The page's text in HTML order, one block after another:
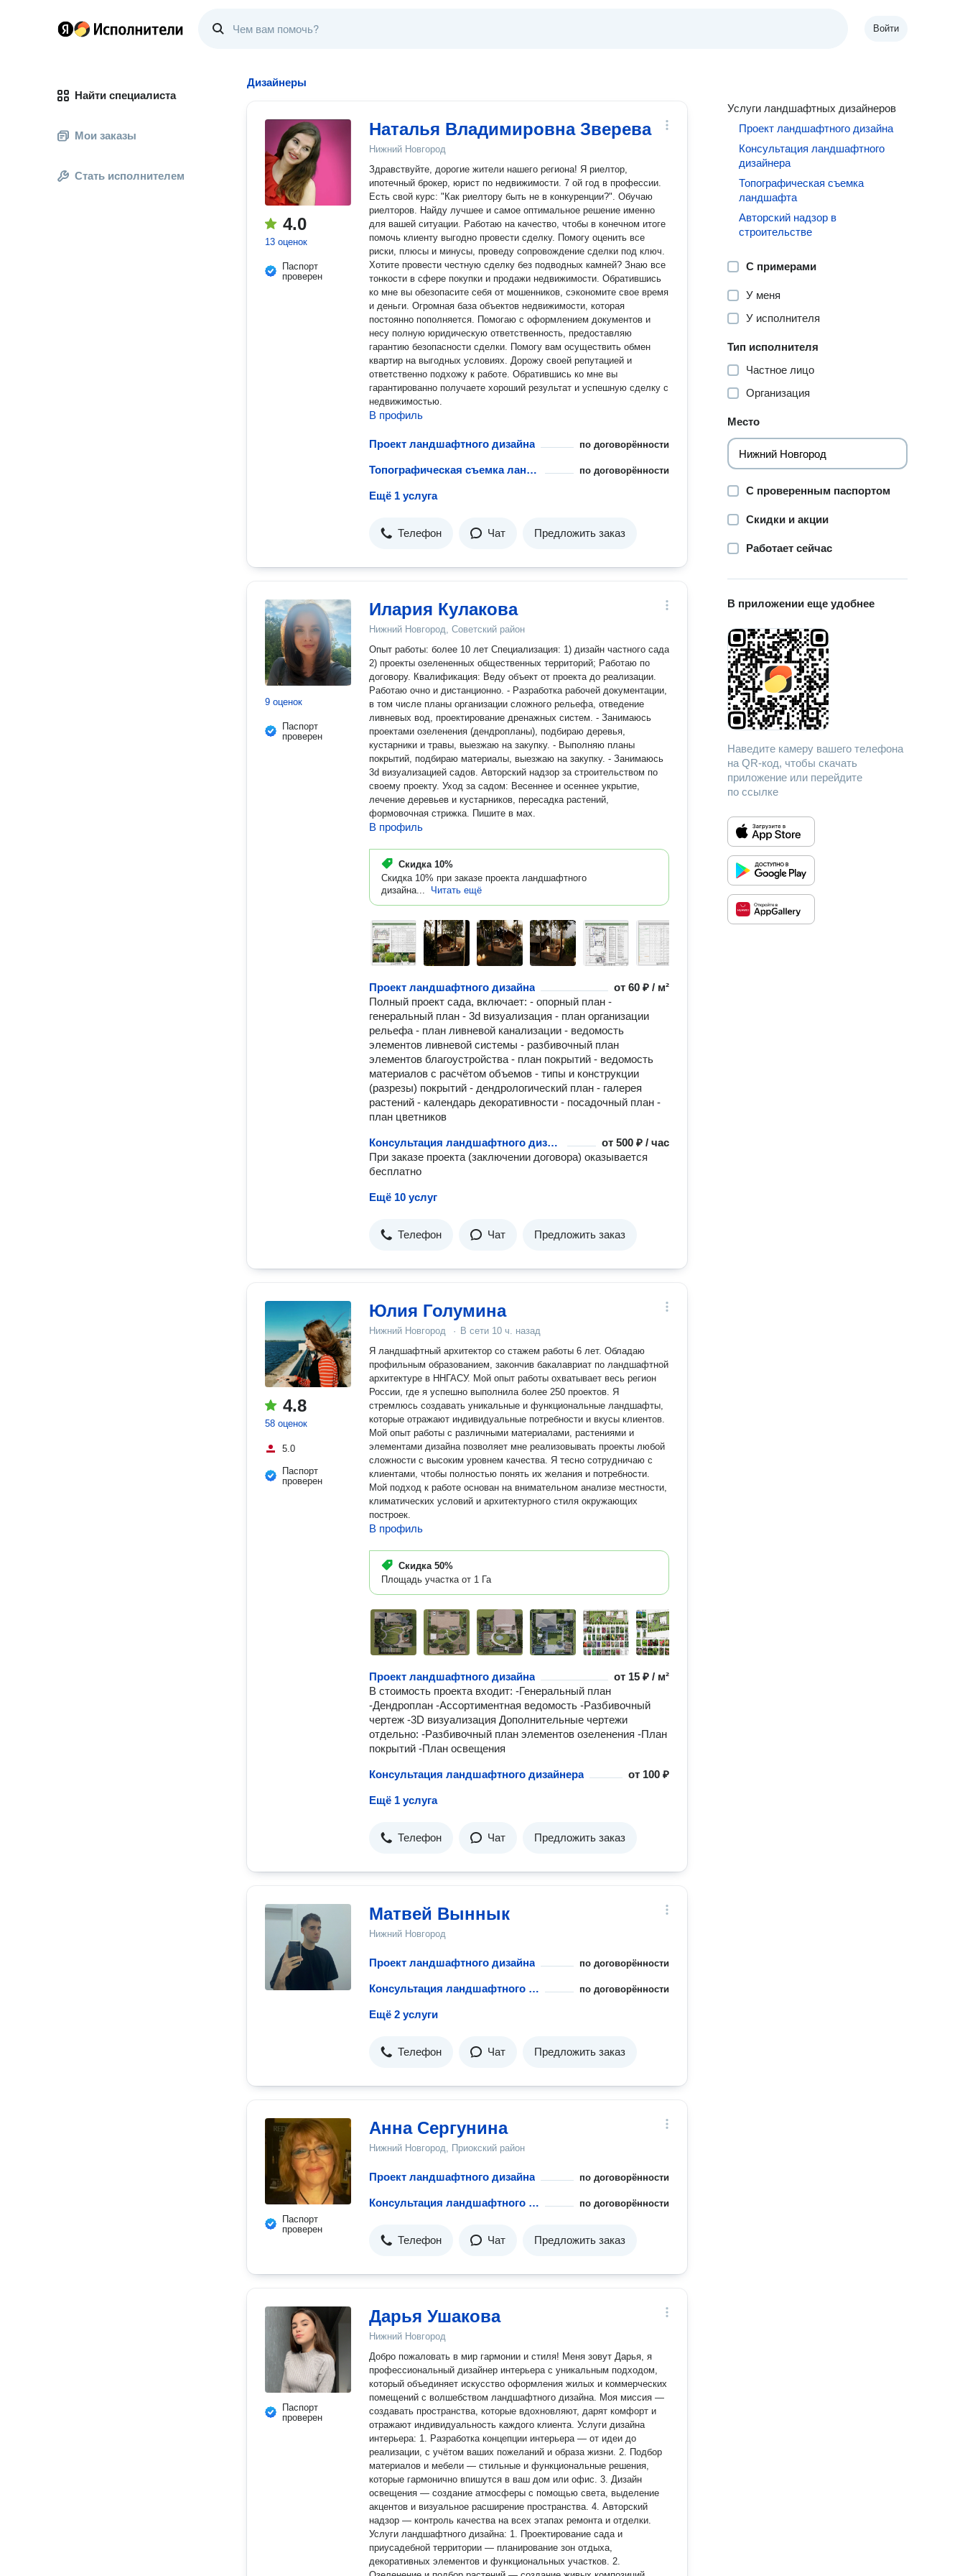
Войти
Найти специалиста
Мои заказы
Стать исполнителем
Дизайнеры
4.0
13 оценок
Паспорт
проверен
Наталья Владимировна Зверева
Нижний Новгород
Здравствуйте, дорогие жители нашего региона! Я риелтор,
ипотечный брокер, юрист по недвижимости. 7 ой год в профессии.
Есть свой курс: "Как риелтору быть не в конкуренции?". Обучаю
риелторов. Найду лучшее и самое оптимальное решение именно
для вашей ситуации. Работаю на качество, чтобы в конечном итоге
помочь клиенту выгодно провести сделку. Помогу оценить все
риски, плюсы и минусы, проведу сопровождение сделки под ключ.
Хотите провести честную сделку без подводных камней? Знаю все
тонкости в сфере покупки и продажи недвижимости. Обратившись
ко мне вы обезопасите себя от мошенников, сэкономите свое время
и деньги. Огромная база объектов недвижимости, которая
постоянно пополняется. Помогаю с оформлением документов и
несу полную юридическую ответственность, предоставляю
гарантию безопасности сделки. Помогу вам осуществить обмен
квартир на выгодных условиях. Дорожу своей репутацией и
ответственно подхожу к работе. Обратившись ко мне вы
гарантированно получаете хороший результат и успешную сделку с
недвижимостью.
В профиль
Проект ландшафтного дизайна по договорённости
Топографическая съемка ландшафта по договорённости
Ещё 1 услуга
Телефон Чат Предложить заказ
9 оценок
Паспорт
проверен
Илария Кулакова
Нижний Новгород, Советский район
Опыт работы: более 10 лет Специализация: 1) дизайн частного сада
2) проекты озелененных общественных территорий; Работаю по
договору. Квалификация: Веду объект от проекта до реализации.
Работаю очно и дистанционно. - Разработка рабочей документации,
в том числе планы организации сложного рельефа, отведение
ливневых вод, проектирование дренажных систем. - Занимаюсь
проектами озеленения (дендропланы), подбираю деревья,
кустарники и травы, выезжаю на закупку. - Выполняю планы
покрытий, подбираю материалы, выезжаю на закупку. - Занимаюсь
3d визуализацией садов. Авторский надзор за строительством по
своему проекту. Уход за садом: Весеннее и осеннее укрытие,
лечение деревьев и кустарников, пересадка растений,
формовочная стрижка. Пишите в мах.
В профиль
Скидка 10%
Скидка 10% при заказе проекта ландшафтного
дизайна...
Читать ещё
Проект ландшафтного дизайна от60 ₽ / м²
Полный проект сада, включает: - опорный план -
генеральный план - 3d визуализация - план организации
рельефа - план ливневой канализации - ведомость
элементов ливневой системы - разбивочный план
элементов благоустройства - план покрытий - ведомость
материалов с расчётом объемов - типы и конструкции
(разрезы) покрытий - дендрологический план - галерея
растений - календарь декоративности - посадочный план -
план цветников
Консультация ландшафтного дизайнера от500 ₽ / час
При заказе проекта (заключении договора) оказывается
бесплатно
Ещё 10 услуг
Телефон Чат Предложить заказ
4.8
58 оценок
5.0
Паспорт
проверен
Юлия Голумина
Нижний Новгород · В сети 10 ч. назад
Я ландшафтный архитектор со стажем работы 6 лет. Обладаю
профильным образованием, закончив бакалавриат по ландшафтной
архитектуре в ННГАСУ. Мой опыт работы охватывает весь регион
России, где я успешно выполнила более 250 проектов. Я
стремлюсь создавать уникальные и функциональные ландшафты,
которые отражают индивидуальные потребности и вкусы клиентов.
Мой опыт работы с различными материалами, растениями и
элементами дизайна позволяет мне реализовывать проекты любой
сложности с высоким уровнем качества. Я тесно сотрудничаю с
клиентами, чтобы полностью понять их желания и потребности.
Мой подход к работе основан на внимательном анализе местности,
климатических условий и архитектурного стиля окружающих
построек.
В профиль
Скидка 50%
Площадь участка от 1 Га
Проект ландшафтного дизайна от 15 ₽ / м²
В стоимость проекта входит: -Генеральный план
-Дендроплан -Ассортиментная ведомость -Разбивочный
чертеж -3D визуализация Дополнительные чертежи
отдельно: -Разбивочный план элементов озеленения -План
покрытий -План освещения
Консультация ландшафтного дизайнера от 100 ₽
Ещё 1 услуга
Телефон Чат Предложить заказ
Матвей Выннык
Нижний Новгород
Проект ландшафтного дизайна по договорённости
Консультация ландшафтного дизайнера по договорённости
Ещё 2 услуги
Телефон Чат Предложить заказ
Паспорт
проверен
Анна Сергунина
Нижний Новгород, Приокский район
Проект ландшафтного дизайна по договорённости
Консультация ландшафтного дизайнера по договорённости
Телефон Чат Предложить заказ
Паспорт
проверен
Дарья Ушакова
Нижний Новгород
Добро пожаловать в мир гармонии и стиля! Меня зовут Дарья, я
профессиональный дизайнер интерьера с уникальным подходом,
который объединяет искусство оформления жилых и коммерческих
помещений с волшебством ландшафтного дизайна. Моя миссия —
создавать пространства, которые вдохновляют, дарят комфорт и
отражают индивидуальность каждого клиента. Услуги дизайна
интерьера: 1. Разработка концепции интерьера — от идеи до
реализации, с учётом ваших пожеланий и образа жизни. 2. Подбор
материалов и мебели — стильные и функциональные решения,
которые гармонично впишутся в ваш дом или офис. 3. Дизайн
освещения — создание атмосферы с помощью света, выделение
акцентов и визуальное расширение пространства. 4. Авторский
надзор — контроль качества на всех этапах ремонта и отделки.
Услуги ландшафтного дизайна: 1. Проектирование сада и
приусадебной территории — планирование зон отдыха,
декоративных элементов и функциональных участков. 2.
Услуги ландшафтных дизайнеров
Проект ландшафтного дизайна
Консультация ландшафтного
дизайнера
Топографическая съемка
ландшафта
Авторский надзор в
строительстве
С примерами
У меня
У исполнителя
Тип исполнителя
Частное лицо
Организация
Место
С проверенным паспортом
Скидки и акции
Работает сейчас
В приложении еще удобнее
Наведите камеру вашего телефона
на QR-код, чтобы скачать
приложение или перейдите
по ссылке